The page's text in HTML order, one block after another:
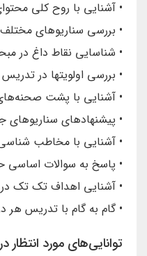
• آشنایی با روح کلی
• بررسی سناریوهای
• شناسایی نقاط داغ در
• بررسی اولویتها در
• آشنایی با پشت
• پیشنهادهای
• آشنایی با مخاطب
• پاسخ به سوالات
• آشنایی اهداف تک تک
• گام به گام با تدریس هر
توانایی‌های مورد انتظار